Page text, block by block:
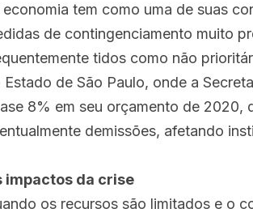
economia tem como uma de suas
de contingenciamento muito
tidos como não
Estado de São Paulo, onde a
8% em seu orçamento de 2020,
demissões, afetando
impactos da crise
os recursos são limitados e o